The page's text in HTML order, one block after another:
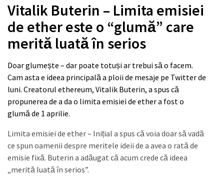
Vitalik Buterin – Limita emisiei
de ether este o “glumă” care
merită luată în serios
Doar glumește – dar poate totuși ar trebui să o facem.
Cam asta e ideea principală a ploii de mesaje pe Twitter de
luni. Creatorul ethereum, Vitalik Buterin, a spus că
propunerea de a da o limita emisiei de ether a fost o
glumă de 1 aprilie.
Limita emisiei de ether – Inițial a spus că voia doar să vadă
ce spun oamenii despre meritele ideii de a avea o rată de
emisie fixă. Buterin a adăugat că acum crede că ideea
„merită luată în serios”.